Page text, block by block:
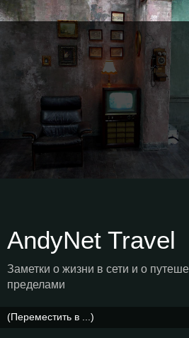
AndyNet Travel
Заметки о жизни в сети и о
пределами